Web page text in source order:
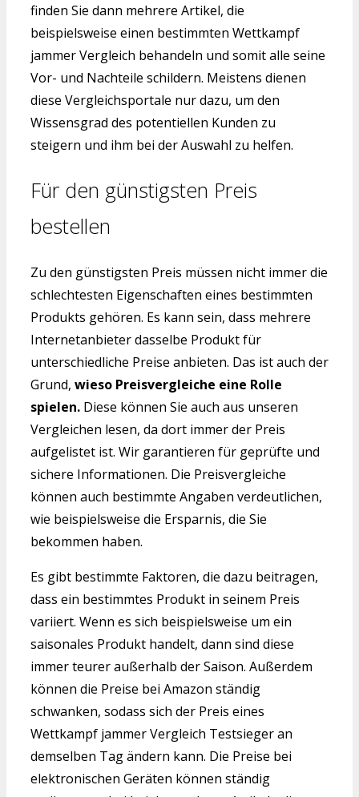
finden Sie dann mehrere Artikel, die
beispielsweise einen bestimmten Wettkampf
jammer Vergleich behandeln und somit alle seine
Vor- und Nachteile schildern. Meistens dienen
diese Vergleichsportale nur dazu, um den
Wissensgrad des potentiellen Kunden zu
steigern und ihm bei der Auswahl zu helfen.
Für den günstigsten Preis
bestellen
Zu den günstigsten Preis müssen nicht immer die
schlechtesten Eigenschaften eines bestimmten
Produkts gehören. Es kann sein, dass mehrere
Internetanbieter dasselbe Produkt für
unterschiedliche Preise anbieten. Das ist auch der
Grund, wieso Preisvergleiche eine Rolle
spielen. Diese können Sie auch aus unseren
Vergleichen lesen, da dort immer der Preis
aufgelistet ist. Wir garantieren für geprüfte und
sichere Informationen. Die Preisvergleiche
können auch bestimmte Angaben verdeutlichen,
wie beispielsweise die Ersparnis, die Sie
bekommen haben.
Es gibt bestimmte Faktoren, die dazu beitragen,
dass ein bestimmtes Produkt in seinem Preis
variiert. Wenn es sich beispielsweise um ein
saisonales Produkt handelt, dann sind diese
immer teurer außerhalb der Saison. Außerdem
können die Preise bei Amazon ständig
schwanken, sodass sich der Preis eines
Wettkampf jammer Vergleich Testsieger an
demselben Tag ändern kann. Die Preise bei
elektronischen Geräten können ständig